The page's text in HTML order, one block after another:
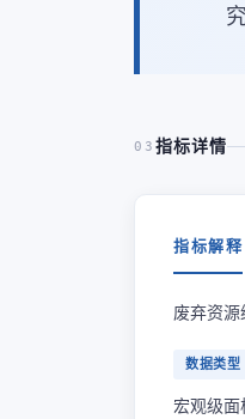
03 指标详情
指标解释
废弃资
数据类型
宏观级面